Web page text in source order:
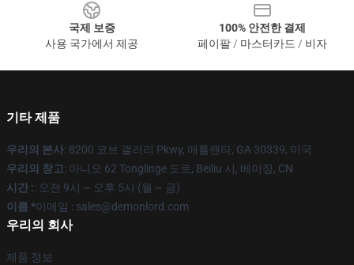
국제 보증
사용 국가에서 제공
100% 안전한 결제
페이팔 / 마스터카드 / 비자
기타 제품
우리의 본사: 8200 코브 갤러리 Pkwy, 애틀랜타, GA 30339, 미국
우리의 창고: 아니오 62 Tonglinge 도로, Beiliu 시, 베이징, CN
시간 :: 오전 9시 ~ 오후 5시 (월 ~ 금)
이름 *이메일 : sales@demonlord.com
우리의 회사
제품 정보